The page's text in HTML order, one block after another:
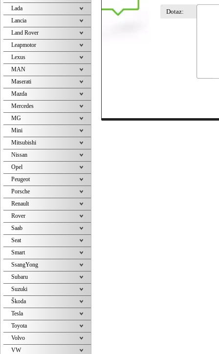
Dotaz:
Lada
Lancia
Land Rover
Leapmotor
Lexus
MAN
Maserati
Mazda
Mercedes
MG
Mini
Mitsubishi
Nissan
Opel
Peugeot
Porsche
Renault
Rover
Saab
Seat
Smart
SsangYong
Subaru
Suzuki
Škoda
Tesla
Toyota
Volvo
VW